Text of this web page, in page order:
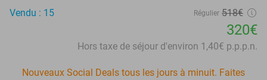
Vendu : 15
Régulier 518€
320€
Hors taxe de séjour d'environ 1,40€ p.p.p.n.
Nouveaux Social Deals tous les jours à minuit. Faites